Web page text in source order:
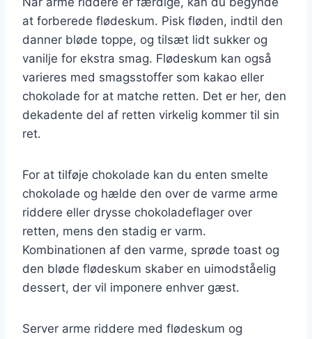
at forberede flødeskum. Pisk fløden, indtil den
danner bløde toppe, og tilsæt lidt sukker og
vanilje for ekstra smag. Flødeskum kan også
varieres med smagsstoffer som kakao eller
chokolade for at matche retten. Det er her, den
dekadente del af retten virkelig kommer til sin
ret.
For at tilføje chokolade kan du enten smelte
chokolade og hælde den over de varme arme
riddere eller drysse chokoladeflager over
retten, mens den stadig er varm.
Kombinationen af den varme, sprøde toast og
den bløde flødeskum skaber en uimodståelig
dessert, der vil imponere enhver gæst.
Server arme riddere med flødeskum og